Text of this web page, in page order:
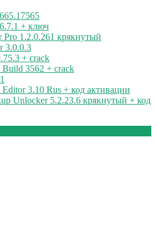
+ ключ
Pro 1.2.0.261 крякнутый
3.0.0.3
+ crack
3562 + crack
3.10 Rus + код активации
Unlocker 5.2.23.6 крякнутый + код